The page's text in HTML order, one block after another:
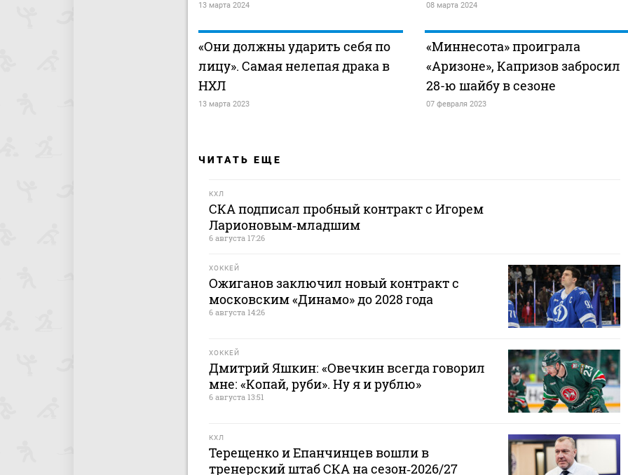
13 марта 2024 08 марта 2024
«Они должны ударить себя по
лицу». Самая нелепая драка в
НХЛ
13 марта 2023
«Миннесота» проиграла
«Аризоне», Капризов забросил
28-ю шайбу в сезоне
07 февраля 2023
ЧИТАТЬ ЕЩЕ
КХЛ
СКА подписал пробный контракт с Игорем
Ларионовым‑младшим
6 августа 17:26
ХОККЕЙ
Ожиганов заключил новый контракт с
московским «Динамо» до 2028 года
6 августа 14:26
ХОККЕЙ
Дмитрий Яшкин: «Овечкин всегда говорил
мне: «Копай, руби». Ну я и рублю»
6 августа 13:51
КХЛ
Терещенко и Епанчинцев вошли в
тренерский штаб СКА на сезон‑2026/27